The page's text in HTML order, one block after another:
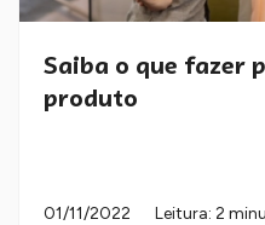
Saiba o que fazer
produto
01/11/2022
Leitura: 2